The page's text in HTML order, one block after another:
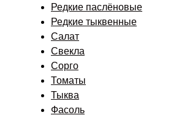
Редкие паслёновые
Редкие тыквенные
Салат
Свекла
Сорго
Томаты
Тыква
Фасоль